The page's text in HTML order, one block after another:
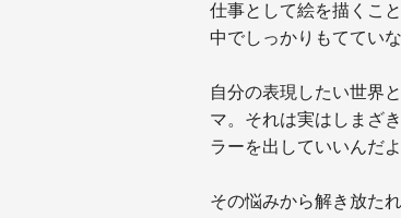
仕事として絵を描くこ
中でしっかりもててい
自分の表現したい世界
マ。それは実はしまざ
ラーを出していいんだ
その悩みから解き放た